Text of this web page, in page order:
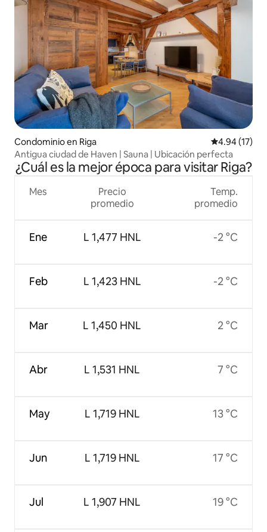
Condominio en Riga Calificación
4.94 (17)
Antigua ciudad de Haven | Sauna | Ubicación perfecta
¿Cuál es la mejor época para visitar Riga?
Mes
Ene
Feb
Mar
Abr
May
Jun
Jul
Precio
promedio
L 1,477 HNL
L 1,423 HNL
L 1,450 HNL
L 1,531 HNL
L 1,719 HNL
L 1,719 HNL
L 1,907 HNL
Temp.
promedio
-2 °C
-2 °C
2 °C
7 °C
13 °C
17 °C
19 °C